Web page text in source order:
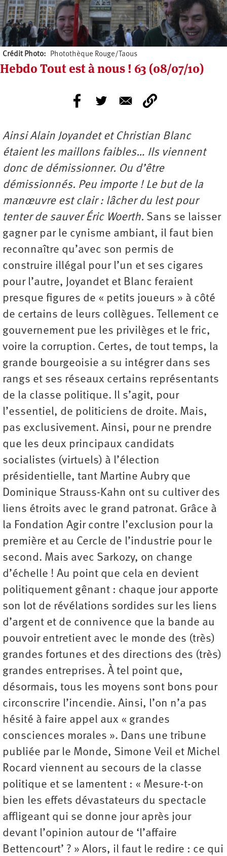
Crédit Photo Photothèque Rouge/Taous
Hebdo Tout est à nous ! 63 (08/07/10)
Ainsi Alain Joyandet et Christian Blanc
étaient les maillons faibles… Ils viennent
donc de démissionner. Ou d’être
démissionnés. Peu importe ! Le but de la
manœuvre est clair : lâcher du lest pour
tenter de sauver Éric Woerth. Sans se laisser
gagner par le cynisme ambiant, il faut bien
reconnaître qu’avec son permis de
construire illégal pour l’un et ses cigares
pour l’autre, Joyandet et Blanc feraient
presque figures de « petits joueurs » à côté
de certains de leurs collègues. Tellement ce
gouvernement pue les privilèges et le fric,
voire la corruption. Certes, de tout temps, la
grande bourgeoisie a su intégrer dans ses
rangs et ses réseaux certains représentants
de la classe politique. Il s’agit, pour
l’essentiel, de politiciens de droite. Mais,
pas exclusivement. Ainsi, pour ne prendre
que les deux principaux candidats
socialistes (virtuels) à l’élection
présidentielle, tant Martine Aubry que
Dominique Strauss-Kahn ont su cultiver des
liens étroits avec le grand patronat. Grâce à
la Fondation Agir contre l’exclusion pour la
première et au Cercle de l’industrie pour le
second. Mais avec Sarkozy, on change
d’échelle ! Au point que cela en devient
politiquement gênant : chaque jour apporte
son lot de révélations sordides sur les liens
d’argent et de connivence que la bande au
pouvoir entretient avec le monde des (très)
grandes fortunes et des directions des (très)
grandes entreprises. À tel point que,
désormais, tous les moyens sont bons pour
circonscrire l’incendie. Ainsi, l’on n’a pas
hésité à faire appel aux « grandes
consciences morales ». Dans une tribune
publiée par le Monde, Simone Veil et Michel
Rocard viennent au secours de la classe
politique et se lamentent : « Mesure-t-on
bien les effets dévastateurs du spectacle
affligeant qui se donne jour après jour
devant l’opinion autour de ‘l’affaire
Bettencourt’ ? » Alors, il faut le redire : ce qui